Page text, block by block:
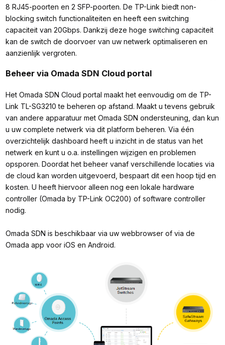
8 RJ45-poorten en 2 SFP-poorten. De TP-Link biedt non-
blocking switch functionaliteiten en heeft een switching
capaciteit van 20Gbps. Dankzij deze hoge switching capaciteit
kan de switch de doorvoer van uw netwerk optimaliseren en
aanzienlijk vergroten.
Beheer via Omada SDN Cloud portal
Het Omada SDN Cloud portal maakt het eenvoudig om de TP-
Link TL-SG3210 te beheren op afstand. Maakt u tevens gebruik
van andere apparatuur met Omada SDN ondersteuning, dan kun
u uw complete netwerk via dit platform beheren. Via één
overzichtelijk dashboard heeft u inzicht in de status van het
netwerk en kunt u o.a. instellingen wijzigen en problemen
opsporen. Doordat het beheer vanaf verschillende locaties via
de cloud kan worden uitgevoerd, bespaart dit een hoop tijd en
kosten. U heeft hiervoor alleen nog een lokale hardware
controller (Omada by TP-Link OC200) of software controller
nodig.
Omada SDN is beschikbaar via uw webbrowser of via de
Omada app voor iOS en Android.